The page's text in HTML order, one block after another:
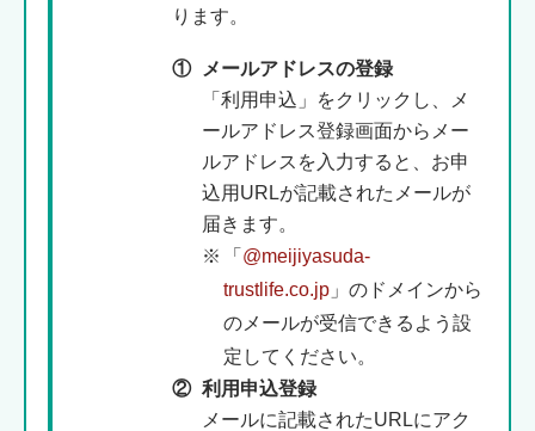
ります。
①
メールアドレスの登録
「利用申込」をクリックし、メ
ールアドレス登録画面からメー
ルアドレスを入力すると、お申
込用URLが記載されたメールが
届きます。
※
「 @meijiyasuda-
trustlife.co.jp 」のドメインから
のメールが受信できるよう設
定してください。
② 利用申込登録
メールに記載されたURLにアク